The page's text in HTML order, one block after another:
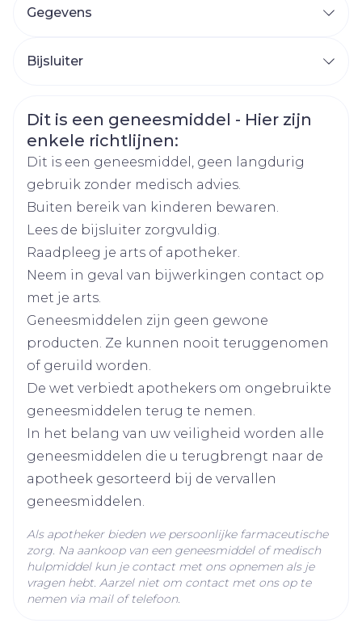
Gegevens
Merken Teva
Breedte
136 mm
Diepte 40 mm
Hoeveelheid
Verpakking
50
Actieve
Ingrediënten
ebastine
Behoud
Kamertemperatuur (15°C -
25°C)
Bijsluiter
Veiligheidsinformatie
Dit is een geneesmiddel - Hier zijn
enkele richtlijnen:
Dit is een geneesmiddel, geen langdurig
gebruik zonder medisch advies.
Buiten bereik van kinderen bewaren.
Lees de bijsluiter zorgvuldig.
Raadpleeg je arts of apotheker.
Neem in geval van bijwerkingen contact op
met je arts.
Geneesmiddelen zijn geen gewone
producten. Ze kunnen nooit teruggenomen
of geruild worden.
De wet verbiedt apothekers om ongebruikte
geneesmiddelen terug te nemen.
In het belang van uw veiligheid worden alle
geneesmiddelen die u terugbrengt naar de
apotheek gesorteerd bij de vervallen
geneesmiddelen.
Als apotheker bieden we persoonlijke farmaceutische
zorg. Na aankoop van een geneesmiddel of medisch
hulpmiddel kun je contact met ons opnemen als je
vragen hebt. Aarzel niet om contact met ons op te
nemen via mail of telefoon.